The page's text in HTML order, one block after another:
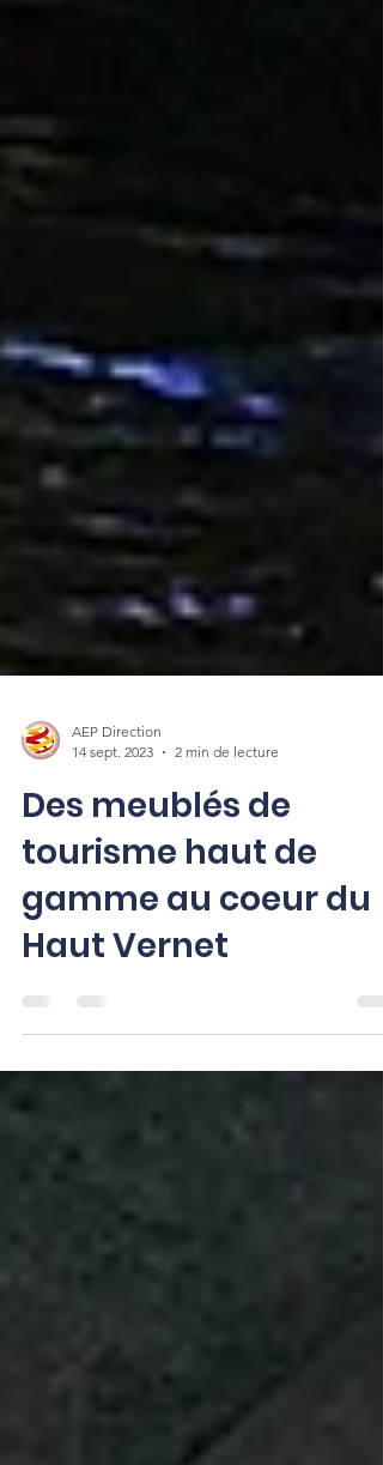
14 sept. 2023
2 min de lecture
Des meublés de
tourisme haut de
gamme au coeur du
Haut Vernet